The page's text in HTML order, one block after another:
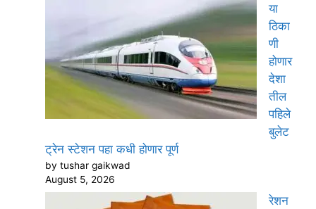
या
ठिका
णी
होणार
देशा
तील
पहिले
बुलेट
ट्रेन स्टेशन पहा कधी होणार पूर्ण
by tushar gaikwad
August 5, 2026
रेशन